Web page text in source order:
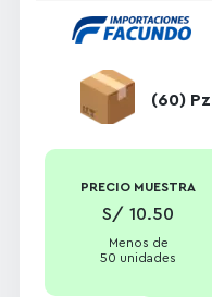
(60)
PRECIO MUESTRA
S/ 10.50
Menos de
50 unidades